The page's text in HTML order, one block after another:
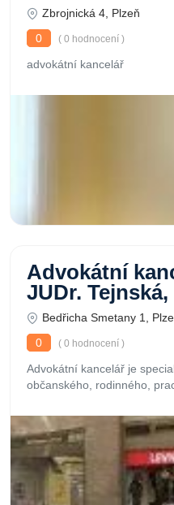
Zbrojnická 4, Plzeň
0
( 0 hodnocení )
advokátní kancelář
Advokátní
JUDr.
Bedřicha Smetany 1,
0
( 0 hodnocení )
Advokátní kancelář je
občanského, rodinného,